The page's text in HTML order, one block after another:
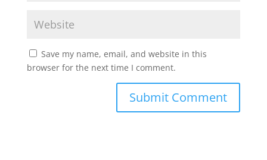
Save my name, email, and website in this
browser for the next time I comment.